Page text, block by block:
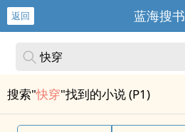
返回 蓝海搜书
搜索"快穿"找到的小说 (P1)